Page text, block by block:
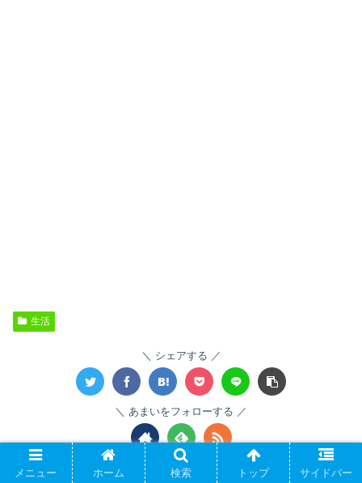
生活
シェアする
あまいをフォローする
あまい
メニュー ホーム 検索 トップ サイドバー